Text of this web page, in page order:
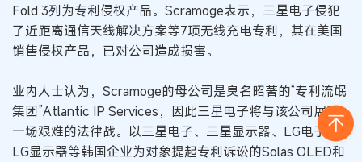
Fold 3列为专利侵权产品。Scramoge表示，三星电子侵犯
了近距离通信天线解决方案等7项无线充电专利，其在美国
销售侵权产品，已对公司造成损害。
业内人士认为，Scramoge的母公司是臭名昭著的“专利流氓
集团”Atlantic IP Services，因此三星电子将与该公司展开
一场艰难的法律战。以三星电子、三星显示器、LG电子、
LG显示器等韩国企业为对象提起专利诉讼的Solas OLED和